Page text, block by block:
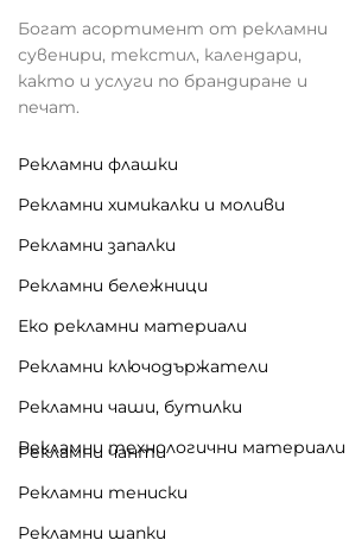
Богат асортимент от рекламни
сувенири, текстил, календари,
както и услуги по брандиране и
печат.
Рекламни флашки
Рекламни химикалки и моливи
Рекламни запалки
Рекламни бележници
Еко рекламни материали
Рекламни ключодържатели
Рекламни чаши, бутилки
Рекламни технологични материали
Рекламни чанти
Рекламни тениски
Рекламни шапки